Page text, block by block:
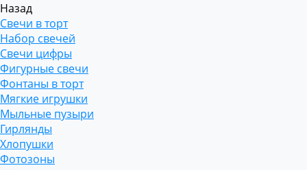
Назад
Свечи в торт
Набор свечей
Свечи цифры
Фигурные свечи
Фонтаны в торт
Мягкие игрушки
Мыльные пузыри
Гирлянды
Хлопушки
Фотозоны